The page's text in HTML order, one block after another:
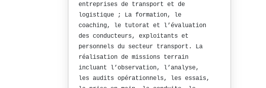
entreprises de transport et de
logistique ; La formation, le
coaching, le tutorat et l’évaluation
des conducteurs, exploitants et
personnels du secteur transport. La
réalisation de missions terrain
incluant l’observation, l’analyse,
les audits opérationnels, les essais,